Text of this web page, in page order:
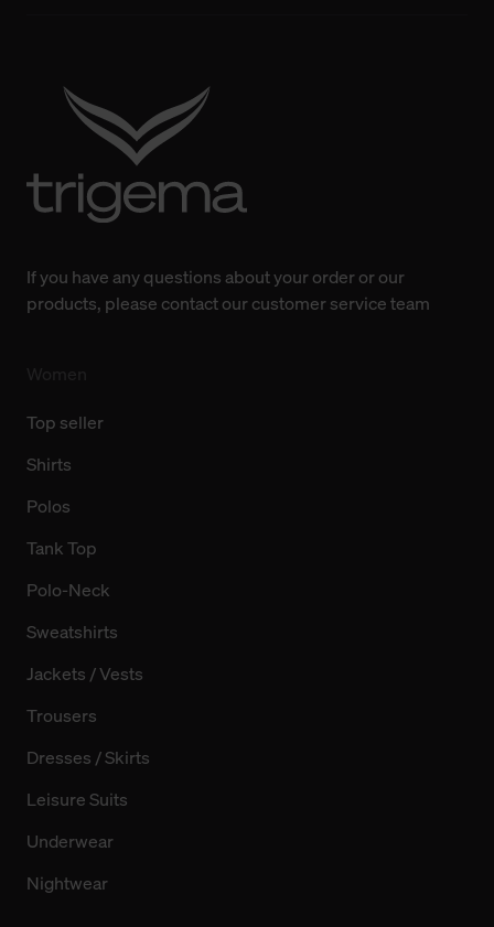
Weitere Informationen über Cookies und Web-
Technologien sowie die Nutzung Ihrer persönlichen Daten
finden Sie in unserer Datenschutzerklärung.
If you have any questions about your order or our
products, please contact our customer service team
Top seller
Shirts
Polos
Tank Top
Polo-Neck
Sweatshirts
Jackets / Vests
Trousers
Dresses / Skirts
Leisure Suits
Underwear
Nightwear